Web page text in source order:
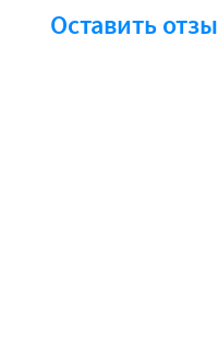
Оставить